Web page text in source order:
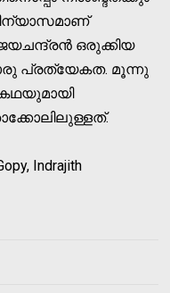
ഒരുക്കിയ
പ്രത്യേകത. മൂന്നു
Indrajith